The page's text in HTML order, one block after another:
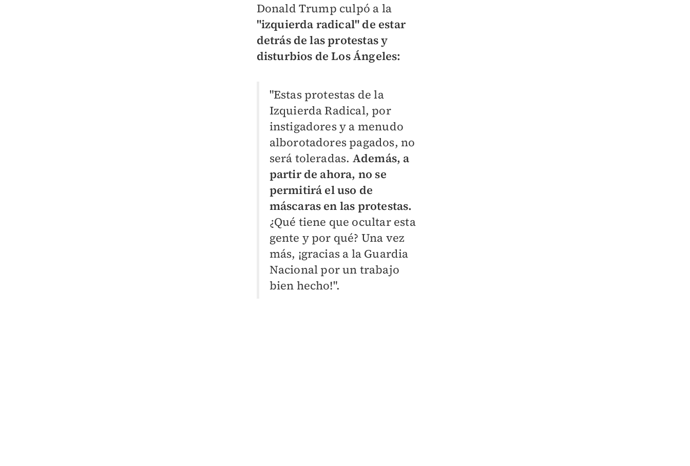
Donald Trump culpó a la
"izquierda radical" de estar
detrás de las protestas y
disturbios de Los Ángeles:
"Estas protestas de la
Izquierda Radical, por
instigadores y a menudo
alborotadores pagados, no
será toleradas. Además, a
partir de ahora, no se
permitirá el uso de
máscaras en las protestas.
¿Qué tiene que ocultar esta
gente y por qué? Una vez
más, ¡gracias a la Guardia
Nacional por un trabajo
bien hecho!".